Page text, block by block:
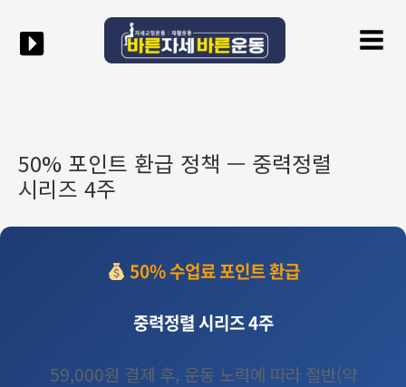
건너뛰기
50% 포인트 환급 정책 — 중력정렬
시리즈 4주
50% 수업료 포인트 환급
중력정렬 시리즈 4주
59,000원 결제 후, 운동 노력에 따라 절반(약